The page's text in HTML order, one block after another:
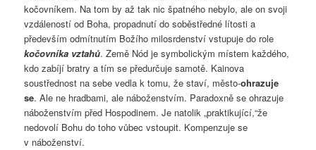
kočovníkem. Na tom by až tak nic špatného nebylo, ale on svoji
vzdáleností od Boha, propadnutí do soběstředné lítosti a
především odmítnutím Božího milosrdenství vstupuje do role
kočovníka vztahů. Země Nód je symbolickým místem každého,
kdo zabíjí bratry a tím se předurčuje samotě. Kainova
soustřednost na sebe vedla k tomu, že staví, město-ohrazuje
se. Ale ne hradbami, ale náboženstvím. Paradoxně se ohrazuje
náboženstvím před Hospodinem. Je natolik „praktikující,“že
nedovolí Bohu do toho vůbec vstoupit. Kompenzuje se
v náboženství.